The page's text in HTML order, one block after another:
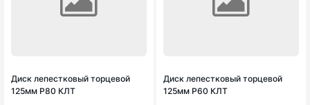
Диск лепестковый торцевой
125мм Р80 КЛТ
Диск лепестковый торцевой
125мм Р60 КЛТ